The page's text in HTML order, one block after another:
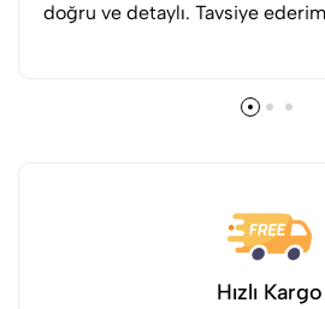
doğru ve detaylı. Tavsiye
Hızlı Kargo